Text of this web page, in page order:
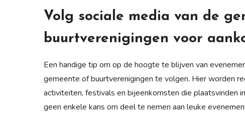
Volg sociale media van de
buurtverenigingen voor
Een handige tip om op de hoogte te blijven van
gemeente of buurtverenigingen te volgen. Hier worden
activiteiten, festivals en bijeenkomsten die plaatsvinden
geen enkele kans om deel te nemen aan leuke